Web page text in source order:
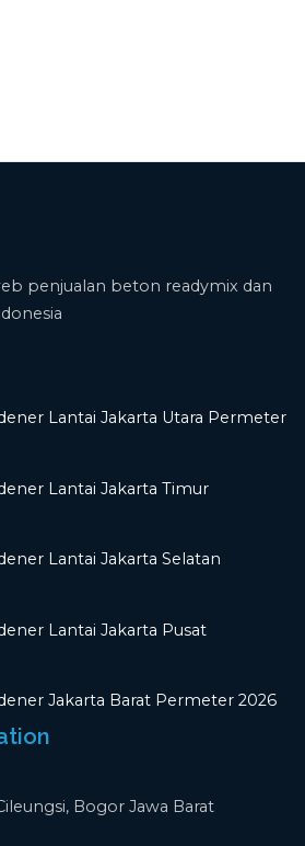
penjualan beton readymix dan
Lantai Jakarta Utara Permeter
Lantai Jakarta Timur
Lantai Jakarta Selatan
Lantai Jakarta Pusat
Jakarta Barat Permeter 2026
Bogor Jawa Barat